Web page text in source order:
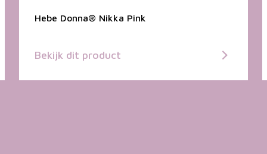
Hebe Donna® Nikka Pink
Bekijk dit product